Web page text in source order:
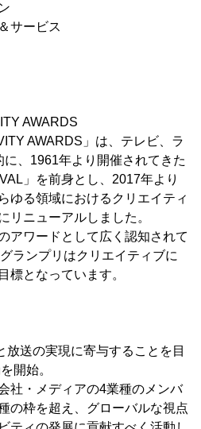
サービス
AWARDS
AWARDS」は、テレビ、ラ
、1961年より開催されてきた
」を前身とし、2017年より
ゆる領域におけるクリエイティ
リニューアルしました。
アワードとして広く認知されて
ランプリはクリエイティブに
標となっています。
送の実現に寄与することを目
開始。
社・メディアの4業種のメンバ
の枠を超え、グローバルな視点